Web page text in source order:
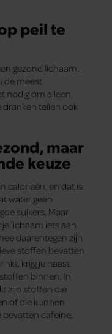
peil te
gezond lichaam.
de meest
nodig om alleen
dranken tellen ook
maar
keuze
calorieën, en dat is
water geen
suikers. Maar
lichaam iets aan
daarentegen zijn
stoffen bevatten
krijg je naast
binnen. In
zijn stoffen die
of die kunnen
cafeïne,